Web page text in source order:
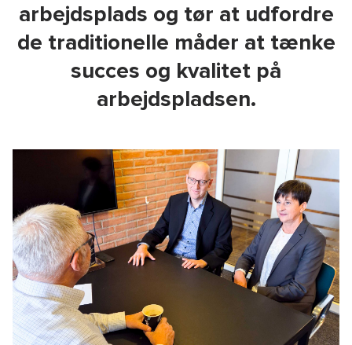
arbejdsplads og tør at udfordre
de traditionelle måder at tænke
succes og kvalitet på
arbejdspladsen.